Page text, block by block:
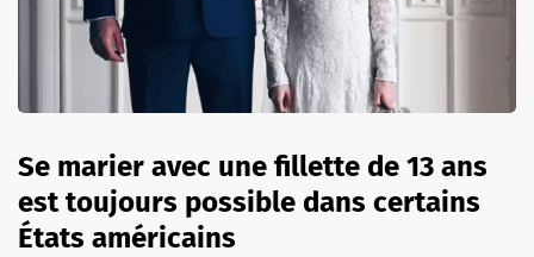
Se marier avec une fillette de 13 ans
est toujours possible dans certains
États américains